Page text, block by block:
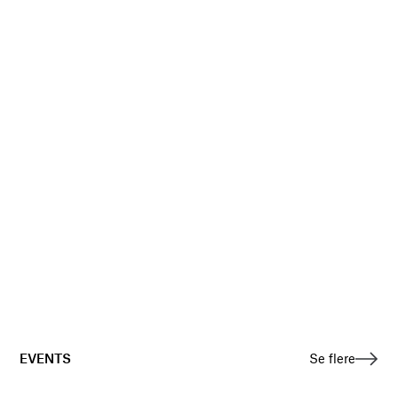
EVENTS Se flere